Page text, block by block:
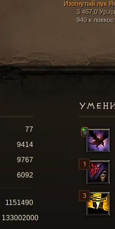
Изогнутый лук
3 467,0 Ур./
940 к
77
9414
9767
6092
1151490
133002000